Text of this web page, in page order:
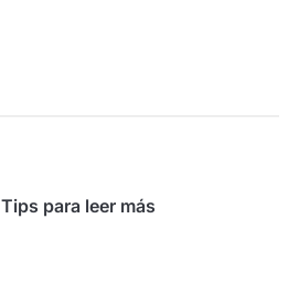
Tips para leer más